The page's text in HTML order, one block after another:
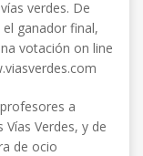
verdes. De
ganador final,
votación on line
a
Verdes, y de
de ocio